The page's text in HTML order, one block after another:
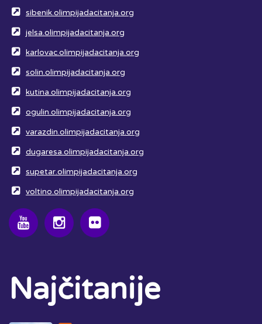
sibenik.olimpijadacitanja.org
jelsa.olimpijadacitanja.org
karlovac.olimpijadacitanja.org
solin.olimpijadacitanja.org
kutina.olimpijadacitanja.org
ogulin.olimpijadacitanja.org
varazdin.olimpijadacitanja.org
dugaresa.olimpijadacitanja.org
supetar.olimpijadacitanja.org
voltino.olimpijadacitanja.org
Najčitanije